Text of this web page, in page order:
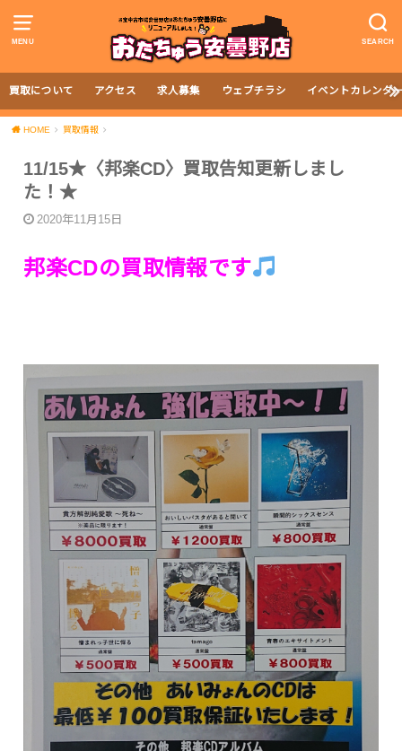
MENU SEARCH
買取について アクセス 求人募集 ウェブチラシ イベントカレンダ
HOME 買取情報
11/15★〈邦楽CD〉買取告知更新しまし
た！★
2020年11月15日
邦楽CDの買取情報です